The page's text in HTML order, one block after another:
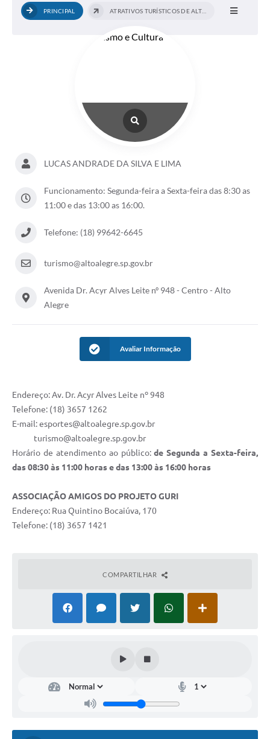
PRINCIPAL ATRATIVOS TURÍSTICOS DE ALTO ALEGRE
LUCAS ANDRADE DA SILVA E LIMA
Funcionamento: Segunda-feira a Sexta-feira das 8:30 as
11:00 e das 13:00 as 16:00.
Telefone: (18) 99642-6645
turismo@altoalegre.sp.gov.br
Avenida Dr. Acyr Alves Leite nº 948 - Centro - Alto
Alegre
Avaliar Informação
Endereço: Av. Dr. Acyr Alves Leite nº 948
Telefone: (18) 3657 1262
E-mail: esportes@altoalegre.sp.gov.br
turismo@altoalegre.sp.gov.br
Horário de atendimento ao público:de Segunda a Sexta-feira,
das 08:30 às 11:00 horas e das 13:00 às 16:00 horas
ASSOCIAÇÃO AMIGOS DO PROJETO GURI
Endereço: Rua Quintino Bocaiúva, 170
Telefone: (18) 3657 1421
COMPARTILHAR